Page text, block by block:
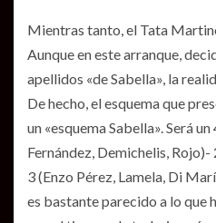
Mientras tanto, el Tata
Aunque en este arranque,
apellidos «de Sabella», la
De hecho, el esquema que
un «esquema Sabella». Será
Fernández, Demichelis,
3 (Enzo Pérez, Lamela, Di
es bastante parecido a lo que